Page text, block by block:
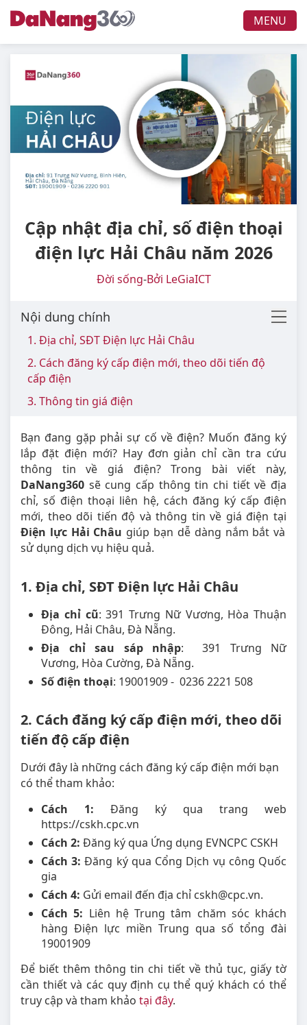
MENU
Cập nhật địa chỉ, số điện thoại
điện lực Hải Châu năm 2026
Đời sống-Bởi LeGiaICT
Nội dung chính
1. Địa chỉ, SĐT Điện lực Hải Châu
2. Cách đăng ký cấp điện mới, theo dõi tiến độ
cấp điện
3. Thông tin giá điện
Bạn đang gặp phải sự cố về điện? Muốn đăng ký
lắp đặt điện mới? Hay đơn giản chỉ cần tra cứu
thông tin về giá điện? Trong bài viết này,
DaNang360 sẽ cung cấp thông tin chi tiết về địa
chỉ, số điện thoại liên hệ, cách đăng ký cấp điện
mới, theo dõi tiến độ và thông tin về giá điện tại
Điện lực Hải Châu giúp bạn dễ dàng nắm bắt và
sử dụng dịch vụ hiệu quả.
1. Địa chỉ, SĐT Điện lực Hải Châu
Địa chỉ cũ: 391 Trưng Nữ Vương, Hòa Thuận
Đông, Hải Châu, Đà Nẵng.
Địa chỉ sau sáp nhập: 391 Trưng Nữ
Vương, Hòa Cường, Đà Nẵng.
Số điện thoại: 19001909 - 0236 2221 508
2. Cách đăng ký cấp điện mới, theo dõi
tiến độ cấp điện
Dưới đây là những cách đăng ký cấp điện mới bạn
có thể tham khảo:
Cách 1: Đăng ký qua trang web
https://cskh.cpc.vn
Cách 2: Đăng ký qua Ứng dụng EVNCPC CSKH
Cách 3: Đăng ký qua Cổng Dịch vụ công Quốc
gia
Cách 4: Gửi email đến địa chỉ cskh@cpc.vn.
Cách 5: Liên hệ Trung tâm chăm sóc khách
hàng Điện lực miền Trung qua số tổng đài
19001909
Để biết thêm thông tin chi tiết về thủ tục, giấy tờ
cần thiết và các quy định cụ thể quý khách có thể
truy cập và tham khảo tại đây.